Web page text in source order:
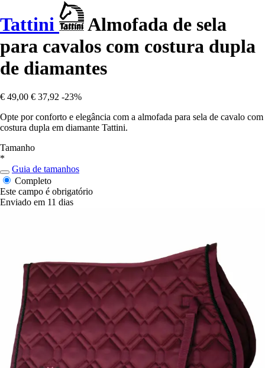
Tattini
Almofada de sela
para cavalos com costura dupla
de diamantes
€ 49,00 € 37,92 -23%
Opte por conforto e elegância com a almofada para sela de cavalo com
costura dupla em diamante Tattini.
Tamanho
*
Guia de tamanhos
Completo
Este campo é obrigatório
Enviado em 11 dias